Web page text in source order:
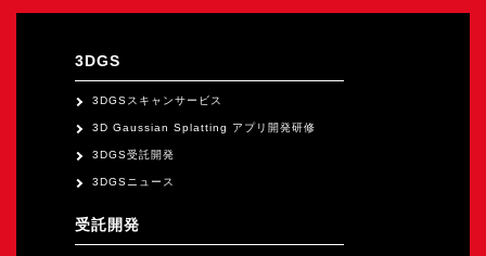
Tsumiki Community Day 2026
（5/27～28 秋葉原UDX）に出展。
求人申込み
3DGS
3DGSスキャンサービス
3D Gaussian Splatting アプリ開発研修
3DGS受託開発
3DGSニュース
受託開発